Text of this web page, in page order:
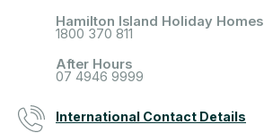
Hamilton Island Holiday Homes
1800 370 811
After Hours
07 4946 9999
International Contact Details